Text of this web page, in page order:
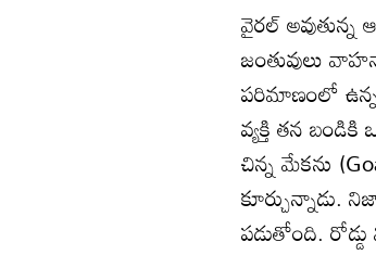
వైరల్
జంతువులు
పరిమాణంలో ఉన్న
వ్యక్తి తన
చిన్న మేకను
కూర్చున్నాడు.
పడుతోంది.